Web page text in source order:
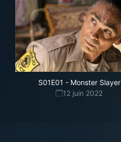
S01E01 - Monster Slayer
12 juin 2022